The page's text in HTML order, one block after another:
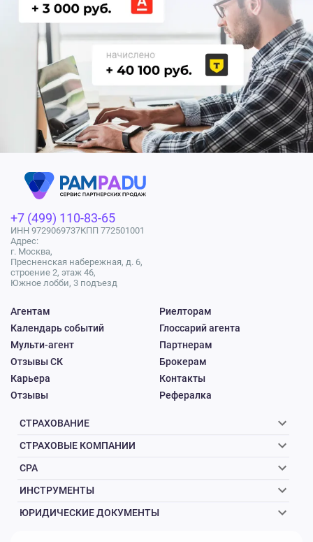
+7 (499) 110-83-65
ИНН 9729069737КПП 772501001
Адрес:
г. Москва,
Пресненская набережная, д. 6,
строение 2, этаж 46,
Южное лобби, 3 подъезд
Агентам
Риелторам
Календарь событий
Глоссарий агента
Мульти-агент
Партнерам
Отзывы СК
Брокерам
Карьера
Контакты
Отзывы
Рефералка
СТРАХОВАНИЕ
СТРАХОВЫЕ КОМПАНИИ
CPA
ИНСТРУМЕНТЫ
ЮРИДИЧЕСКИЕ ДОКУМЕНТЫ